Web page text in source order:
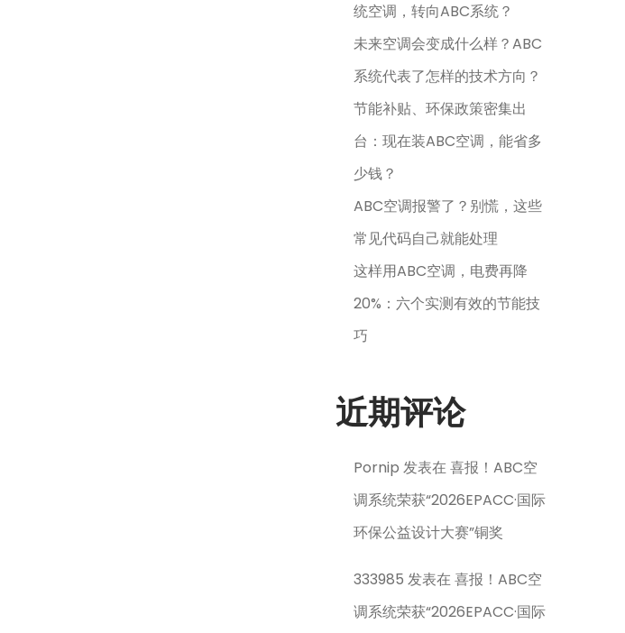
统空调，转向ABC系统？
未来空调会变成什么样？ABC
系统代表了怎样的技术方向？
节能补贴、环保政策密集出
台：现在装ABC空调，能省多
少钱？
ABC空调报警了？别慌，这些
常见代码自己就能处理
这样用ABC空调，电费再降
20%：六个实测有效的节能技
巧
近期评论
Pornip 发表在喜报！ABC空
调系统荣获“2026EPACC·国际
环保公益设计大赛”铜奖
333985 发表在喜报！ABC空
调系统荣获“2026EPACC·国际